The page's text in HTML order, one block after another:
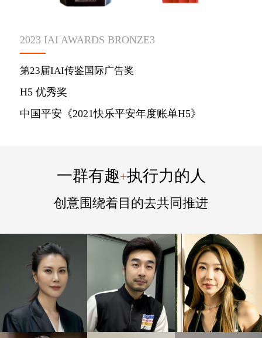
2023 IAI AWARDS BRONZE3
第23届IAI传鉴国际广告奖
H5 优秀奖
中国平安《2021快乐平安年度账单H5》
一群有趣+执行力的人
创意围绕着目的去共同推进